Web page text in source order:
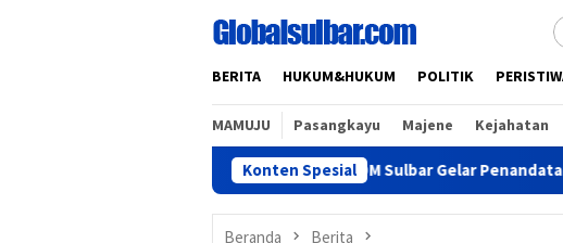
BERITA HUKUM&HUKUM POLITIK
MAMUJU Pasangkayu Majene Kejahatan
Konten Spesial
BKPSDM Sulbar Gelar Penandatanganan
Beranda Berita